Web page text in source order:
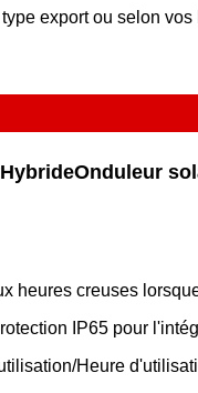
export ou selon vos
HybrideOnduleur
heures creuses
IP65 pour
Heure